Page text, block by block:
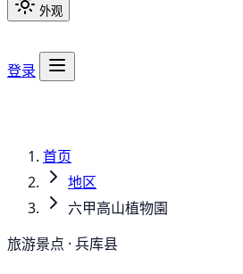
外观
登录
首页
地区
六甲高山植物園
旅游景点 · 兵库县